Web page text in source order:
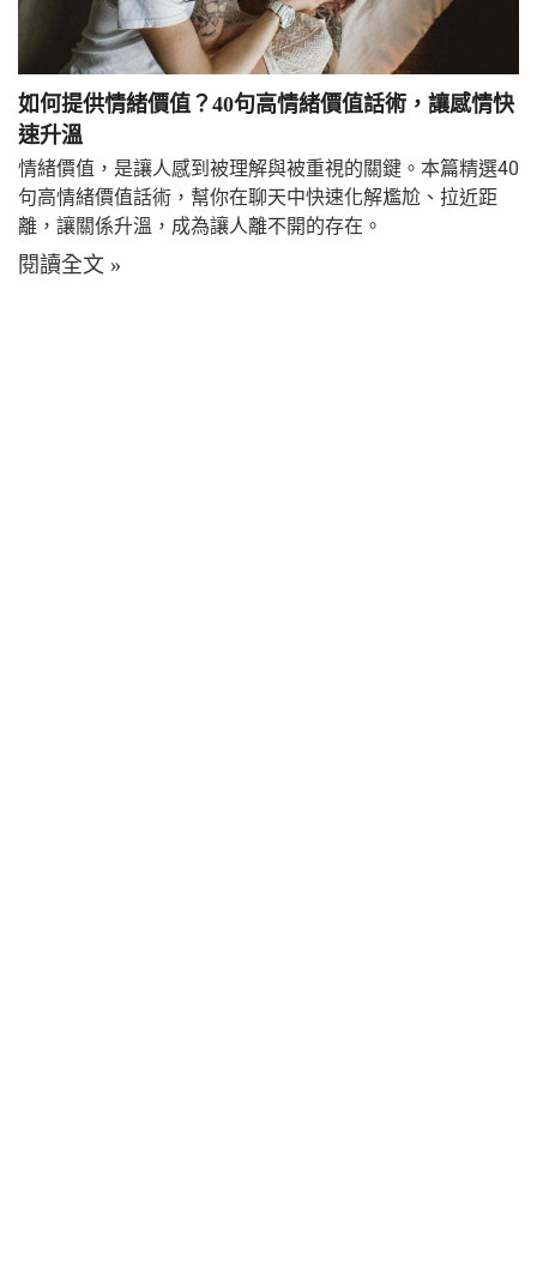
如何提供情緒價值？40句高情緒價值話術，讓感情快
速升溫
情緒價值，是讓人感到被理解與被重視的關鍵。本篇精選40
句高情緒價值話術，幫你在聊天中快速化解尷尬、拉近距
離，讓關係升溫，成為讓人離不開的存在。
閱讀全文 »